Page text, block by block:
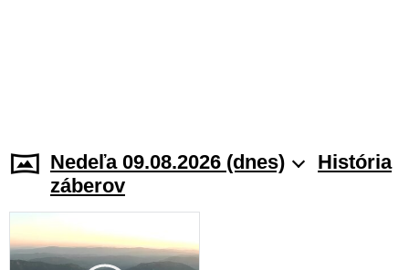
Nedeľa 09.08.2026 (dnes)
História
záberov